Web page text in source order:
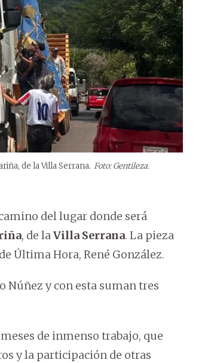
de la Villa Serrana. Foto: Gentileza.
del lugar donde será
, de laVilla Serrana. La pieza
Última Hora, René González.
Núñez y con esta suman tres
de inmenso trabajo, que
y la participación de otras